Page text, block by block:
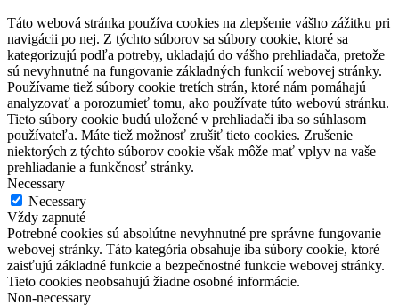
Táto webová stránka používa cookies na zlepšenie vášho zážitku pri
navigácii po nej. Z týchto súborov sa súbory cookie, ktoré sa
kategorizujú podľa potreby, ukladajú do vášho prehliadača, pretože
sú nevyhnutné na fungovanie základných funkcií webovej stránky.
Používame tiež súbory cookie tretích strán, ktoré nám pomáhajú
analyzovať a porozumieť tomu, ako používate túto webovú stránku.
Tieto súbory cookie budú uložené v prehliadači iba so súhlasom
používateľa. Máte tiež možnosť zrušiť tieto cookies. Zrušenie
niektorých z týchto súborov cookie však môže mať vplyv na vaše
prehliadanie a funkčnosť stránky.
Necessary
Necessary
Vždy zapnuté
Potrebné cookies sú absolútne nevyhnutné pre správne fungovanie
webovej stránky. Táto kategória obsahuje iba súbory cookie, ktoré
zaisťujú základné funkcie a bezpečnostné funkcie webovej stránky.
Tieto cookies neobsahujú žiadne osobné informácie.
Non-necessary